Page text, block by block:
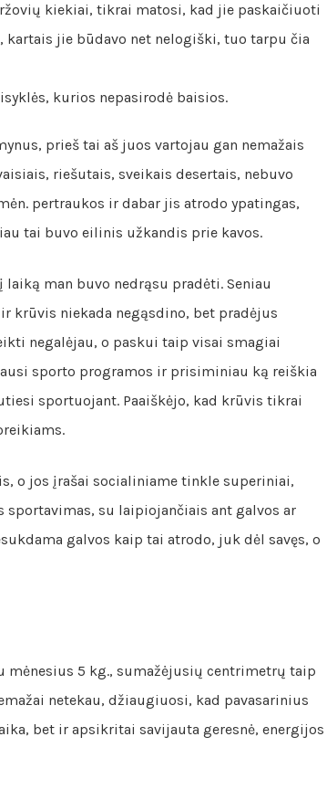
kiekiai, tikrai matosi, kad jie paskaičiuoti
jie būdavo net nelogiški, tuo tarpu čia
kurios nepasirodė baisios.
prieš tai aš juos vartojau gan nemažais
riešutais, sveikais desertais, nebuvo
pertraukos ir dabar jis atrodo ypatingas,
tai buvo eilinis užkandis prie kavos.
man buvo nedrąsu pradėti. Seniau
krūvis niekada negąsdino, bet pradėjus
negalėjau, o paskui taip visai smagiai
sporto programos ir prisiminiau ką reiškia
sportuojant. Paaiškėjo, kad krūvis tikrai
o jos įrašai socialiniame tinkle superiniai,
sportavimas, su laipiojančiais ant galvos ar
galvos kaip tai atrodo, juk dėl savęs, o
mėnesius 5 kg., sumažėjusių centrimetrų taip
netekau, džiaugiuosi, kad pavasarinius
bet ir apsikritai savijauta geresnė, energijos